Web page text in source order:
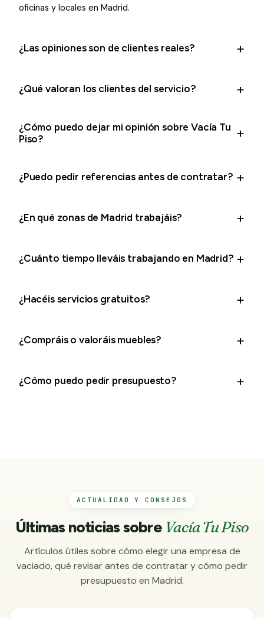
oficinas y locales en Madrid.
¿Las opiniones son de clientes reales?
¿Qué valoran los clientes del servicio?
¿Cómo puedo dejar mi opinión sobre Vacía Tu
Piso?
¿Puedo pedir referencias antes de contratar?
¿En qué zonas de Madrid trabajáis?
¿Cuánto tiempo lleváis trabajando en Madrid?
¿Hacéis servicios gratuitos?
¿Compráis o valoráis muebles?
¿Cómo puedo pedir presupuesto?
ACTUALIDAD Y CONSEJOS
Últimas noticias sobre Vacía Tu Piso
Artículos útiles sobre cómo elegir una empresa de
vaciado, qué revisar antes de contratar y cómo pedir
presupuesto en Madrid.